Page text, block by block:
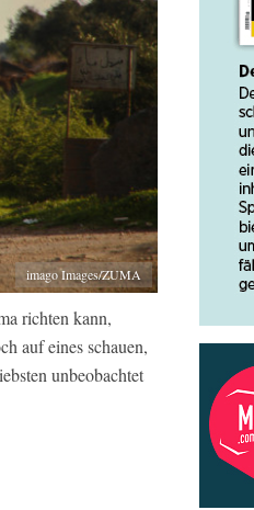
imago Images/ZUMA
richten kann,
auf eines schauen,
unbeobachtet